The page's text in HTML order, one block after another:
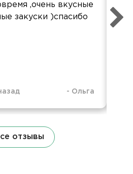
,очень вкусные
закуски )спасибо
- Ольга
отзывы